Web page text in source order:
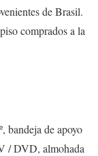
de Brasil.
comprados a la
bandeja de apoyo
/ DVD, almohada